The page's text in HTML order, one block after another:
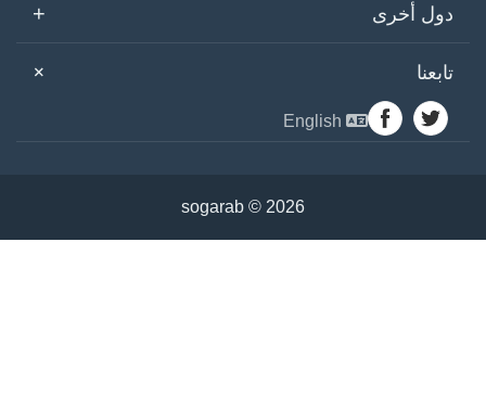
دول أخرى +
تابعنا +
sogarab © 2026